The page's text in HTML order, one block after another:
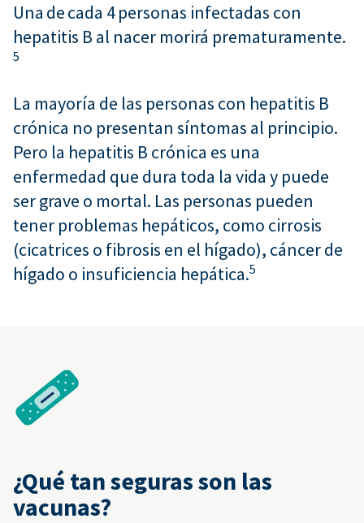
Una de cada 4 personas infectadas con
hepatitis B al nacer morirá prematuramente.
5
La mayoría de las personas con hepatitis B
crónica no presentan síntomas al principio.
Pero la hepatitis B crónica es una
enfermedad que dura toda la vida y puede
ser grave o mortal. Las personas pueden
tener problemas hepáticos, como cirrosis
(cicatrices o fibrosis en el hígado), cáncer de
hígado o insuficiencia hepática.5
¿Qué tan seguras son las
vacunas?